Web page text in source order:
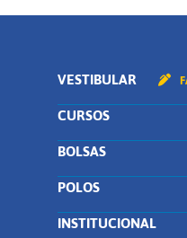
VESTIBULAR
CURSOS
BOLSAS
POLOS
INSTITUCIONAL